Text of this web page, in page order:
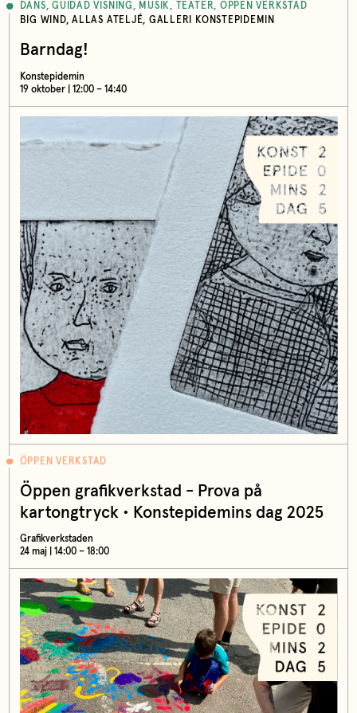
DANS, GUIDAD VISNING, MUSIK, TEATER, ÖPPEN VERKSTAD
BIG WIND, ALLAS ATELJÉ, GALLERI KONSTEPIDEMIN
Barndag!
Konstepidemin
19 oktober | 12:00 – 14:40
ÖPPEN VERKSTAD
Öppen grafikverkstad - Prova på
kartongtryck • Konstepidemins dag 2025
Grafikverkstaden
24 maj | 14:00 – 18:00